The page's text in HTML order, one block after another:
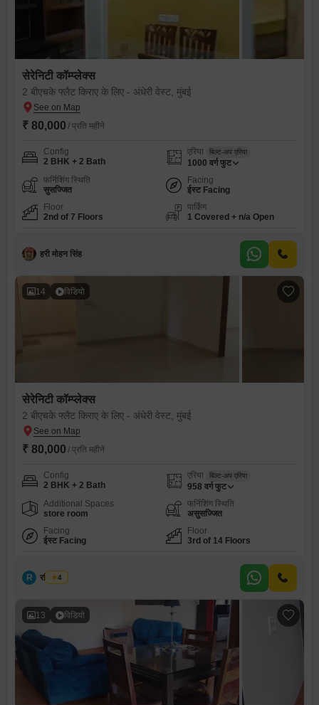
सेरेनिटी कॉम्प्लेक्स
2 बीएचके फ्लैट किराए के लिए - अंधेरी वेस्ट, मुंबई
₹ 80,000 / प्रति महीने
Config
2 BHK + 2 Bath
एरिया बिल्ट-अप एरिया
1000 वर्ग फुट
फर्निशिंग स्थिति
सुसज्जित
Facing
ईस्ट Facing
Floor
2nd of 7 Floors
पार्किंग
1 Covered + n/a Open
हरी मोहन सिंह
14 विडियो
सेरेनिटी कॉम्प्लेक्स
2 बीएचके फ्लैट किराए के लिए - अंधेरी वेस्ट, मुंबई
₹ 80,000 / प्रति महीने
Config
2 BHK + 2 Bath
एरिया बिल्ट-अप एरिया
958 वर्ग फुट
Additional Spaces
store room
फर्निशिंग स्थिति
असुसज्जित
Facing
ईस्ट Facing
Floor
3rd of 14 Floors
R रवि देसाई
4
13 विडियो